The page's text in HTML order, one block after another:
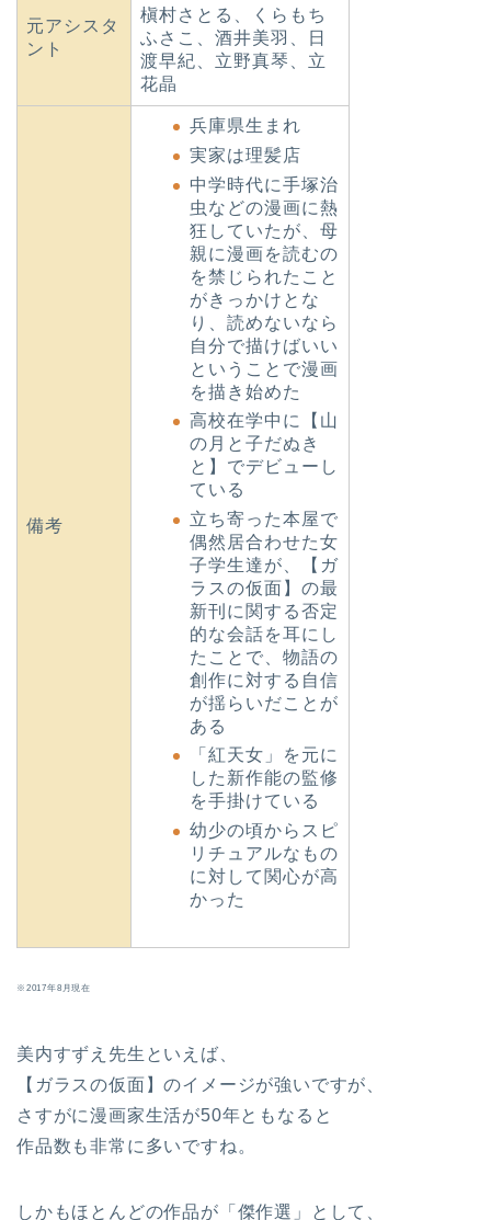
元アシスタ
ント
槇村さとる、くらもち
ふさこ、酒井美羽、日
渡早紀、立野真琴、立
花晶
備考
兵庫県生まれ
実家は理髪店
中学時代に手塚治
虫などの漫画に熱
狂していたが、母
親に漫画を読むの
を禁じられたこと
がきっかけとな
り、読めないなら
自分で描けばいい
ということで漫画
を描き始めた
高校在学中に【山
の月と子だぬき
と】でデビューし
ている
立ち寄った本屋で
偶然居合わせた女
子学生達が、【ガ
ラスの仮面】の最
新刊に関する否定
的な会話を耳にし
たことで、物語の
創作に対する自信
が揺らいだことが
ある
「紅天女」を元に
した新作能の監修
を手掛けている
幼少の頃からスピ
リチュアルなもの
に対して関心が高
かった
※2017年8月現在
美内すずえ先生といえば、
【ガラスの仮面】のイメージが強いですが、
さすがに漫画家生活が50年ともなると
作品数も非常に多いですね。
しかもほとんどの作品が「傑作選」として、